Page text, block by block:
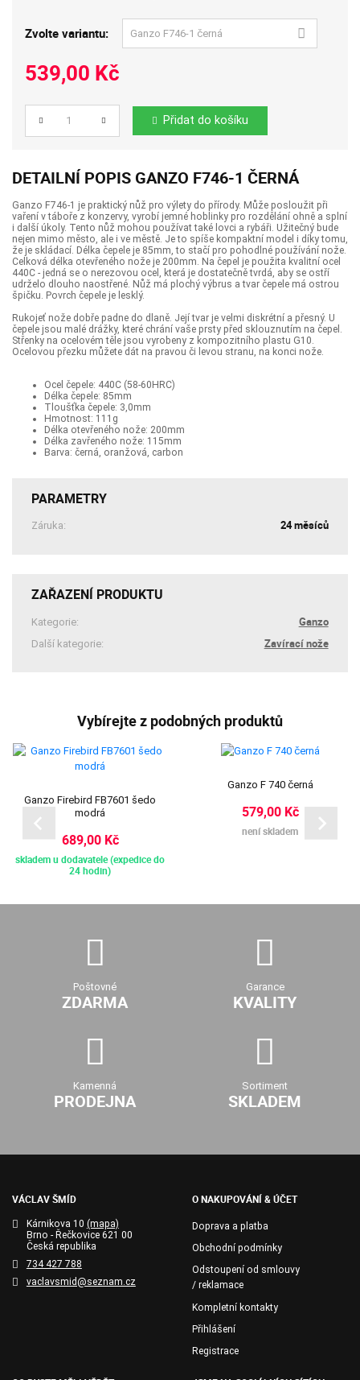
Zvolte variantu:
539,00 Kč
Počet Přidat do košíku
DETAILNÍ POPIS GANZO F746-1 ČERNÁ
Ganzo F746-1 je praktický nůž pro výlety do přírody. Může posloužit při
vaření v táboře z konzervy, vyrobí jemné hoblinky pro rozdělání ohně a splní
i další úkoly. Tento nůž mohou používat také lovci a rybáři. Užitečný bude
nejen mimo město, ale i ve městě. Je to spíše kompaktní model i díky tomu,
že je skládací. Délka čepele je 85mm, to stačí pro pohodlné používání nože.
Celková délka otevřeného nože je 200mm. Na čepel je použita kvalitní ocel
440C - jedná se o nerezovou ocel, která je dostatečně tvrdá, aby se ostří
udrželo dlouho naostřené. Nůž má plochý výbrus a tvar čepele má ostrou
špičku. Povrch čepele je lesklý.
Rukojeť nože dobře padne do dlaně. Její tvar je velmi diskrétní a přesný. U
čepele jsou malé drážky, které chrání vaše prsty před sklouznutím na čepel.
Střenky na ocelovém těle jsou vyrobeny z kompozitního plastu G10.
Ocelovou přezku můžete dát na pravou či levou stranu, na konci nože.
Ocel čepele: 440C (58-60HRC)
Délka čepele: 85mm
Tloušťka čepele: 3,0mm
Hmotnost: 111g
Délka otevřeného nože: 200mm
Délka zavřeného nože: 115mm
Barva: černá, oranžová, carbon
PARAMETRY
Záruka: 24 měsíců
ZAŘAZENÍ PRODUKTU
Kategorie: Ganzo
Další kategorie: Zavírací nože
Vybírejte z podobných produktů
Ganzo Firebird FB7601 šedo
modrá
689,00 Kč
skladem u dodavatele (expedice do
24 hodin)
Ganzo F 740 černá
579,00 Kč
není skladem
Poštovné
ZDARMA
Garance
KVALITY
Kamenná
PRODEJNA
Sortiment
SKLADEM
VÁCLAV ŠMÍD
Kárnikova 10 (mapa)
Brno - Řečkovice 621 00
Česká republika
734 427 788
vaclavsmid@seznam.cz
O NAKUPOVÁNÍ & ÚČET
Doprava a platba
Obchodní podmínky
Odstoupení od smlouvy
/ reklamace
Kompletní kontakty
Přihlášení
Registrace